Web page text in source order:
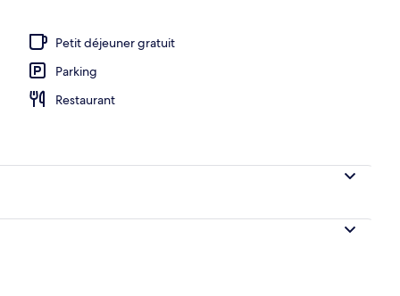
Petit déjeuner gratuit
Parking
Restaurant